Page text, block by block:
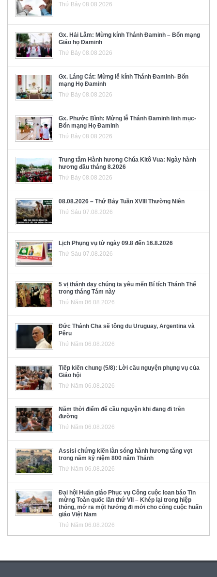
Thứ Bảy 08.08.2026
Gx. Hải Lâm: Mừng kính Thánh Đaminh – Bổn mạng
Giáo họ Đaminh
Thứ Bảy 08.08.2026
Gx. Láng Cát: Mừng lễ kính Thánh Đaminh- Bổn
mạng Họ Đaminh
Thứ Bảy 08.08.2026
Gx. Phước Bình: Mừng lễ Thánh Đaminh linh mục-
Bổn mạng Họ Đaminh
Thứ Bảy 08.08.2026
Trung tâm Hành hương Chúa Kitô Vua: Ngày hành
hương đầu tháng 8.2026
Thứ Bảy 08.08.2026
08.08.2026 – Thứ Bảy Tuần XVIII Thường Niên
Thứ Sáu 07.08.2026
Lịch Phụng vụ từ ngày 09.8 đến 16.8.2026
Thứ Sáu 07.08.2026
5 vị thánh dạy chúng ta yêu mến Bí tích Thánh Thể
trong tháng Tám này
Thứ Năm 06.08.2026
Đức Thánh Cha sẽ tông du Uruguay, Argentina và
Pêru
Thứ Năm 06.08.2026
Tiếp kiến chung (5/8): Lời cầu nguyện phụng vụ của
Giáo hội
Thứ Năm 06.08.2026
Năm thời điểm để cầu nguyện khi đang đi trên
đường
Thứ Năm 06.08.2026
Assisi chứng kiến làn sóng hành hương tăng vọt
trong năm kỷ niệm 800 năm Thánh
Thứ Năm 06.08.2026
Đại hội Huấn giáo Phục vụ Công cuộc loan báo Tin
mừng Toàn quốc lần thứ VII – Khép lại trong hiệp
thông, mở ra một hướng đi mới cho công cuộc huấn
giáo Việt Nam
Thứ Năm 06.08.2026